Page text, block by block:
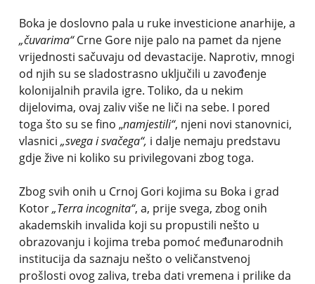
Boka je doslovno pala u ruke investicione anarhije, a
„čuvarima“Crne Gore nije palo na pamet da njene
vrijednosti sačuvaju od devastacije. Naprotiv, mnogi
od njih su se sladostrasno uključili u zavođenje
kolonijalnih pravila igre. Toliko, da u nekim
dijelovima, ovaj zaliv više ne liči na sebe. I pored
toga što su se fino „namjestili“, njeni novi stanovnici,
vlasnici „svega i svačega“, i dalje nemaju predstavu
gdje žive ni koliko su privilegovani zbog toga.
Zbog svih onih u Crnoj Gori kojima su Boka i grad
Kotor„Terra incognita“, a, prije svega, zbog onih
akademskih invalida koji su propustili nešto u
obrazovanju i kojima treba pomoć međunarodnih
institucija da saznaju nešto o veličanstvenoj
prošlosti ovog zaliva, treba dati vremena i prilike da